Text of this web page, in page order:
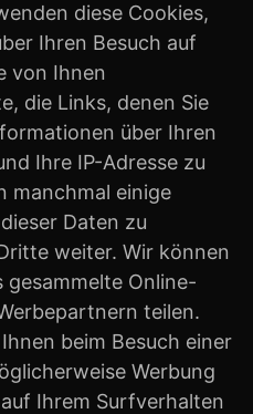
diese Cookies,
Ihren Besuch auf
von Ihnen
die Links, denen Sie
über Ihren
Ihre IP-Adresse zu
manchmal einige
Daten zu
weiter. Wir können
gesammelte Online-
teilen.
beim Besuch einer
Werbung
Ihrem Surfverhalten